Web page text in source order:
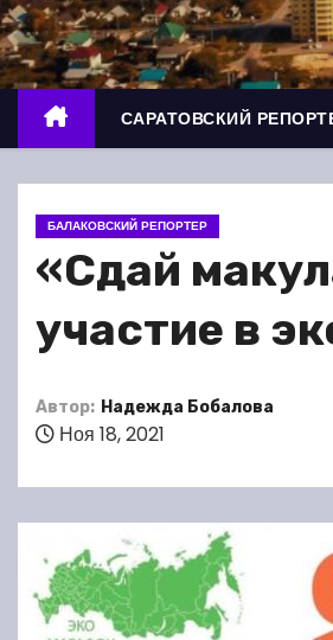
о
м
у
САРАТОВСКИЙ
БАЛАКОВСКИЙ РЕПОРТЕР
«Сдай
участие в
Автор: Надежда Бобалова
Ноя 18, 2021